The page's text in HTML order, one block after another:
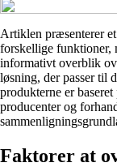
Artiklen præsenterer
forskellige funktioner,
informativt overblik
løsning, der passer til
produkterne er
producenter og
Faktorer at